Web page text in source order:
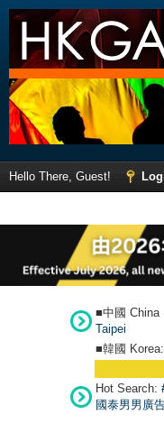
Hello There, Guest!
■中國 China
Taipei
■韓國 Korea:
Hot Search:
國泰男男廣